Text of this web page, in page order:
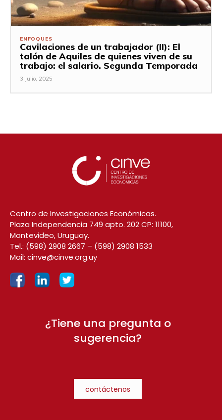
ENFOQUES
Cavilaciones de un trabajador (II): El
talón de Aquiles de quienes viven de su
trabajo: el salario. Segunda Temporada
3 Julio, 2025
Centro de Investigaciones Económicas.
Plaza Independencia 749 apto. 202 CP: 11100,
Montevideo, Uruguay.
Tel.: (598) 2908 2667 – (598) 2908 1533
Mail: cinve@cinve.org.uy
¿Tiene una pregunta o
sugerencia?
contáctenos